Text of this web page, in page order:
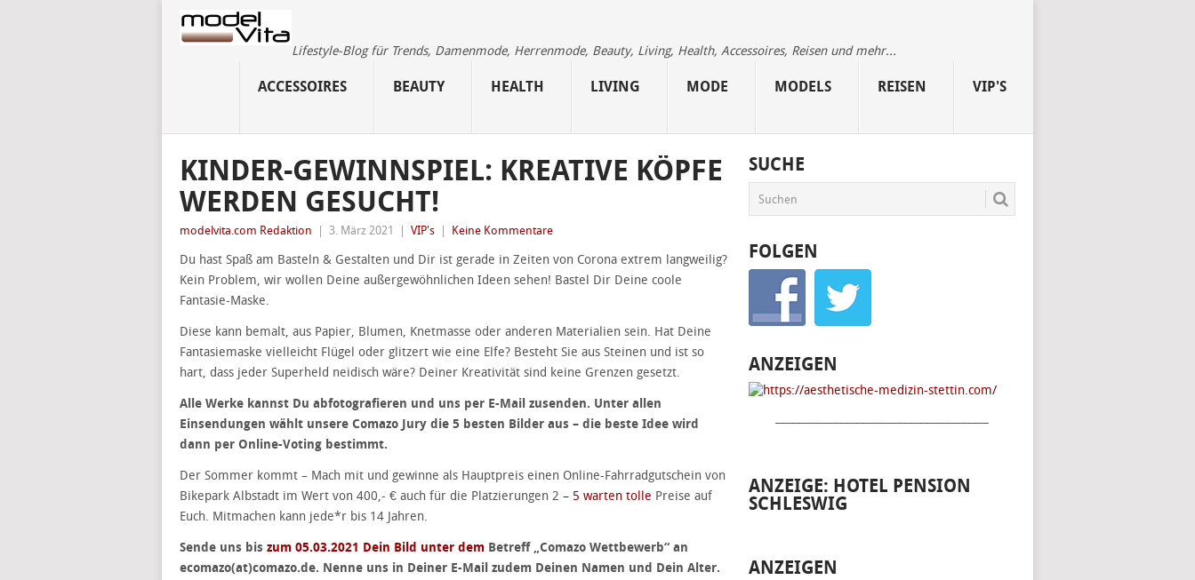
Lifestyle-Blog für Trends, Damenmode, Herrenmode, Beauty, Living, Health, Accessoires, Reisen und mehr...
ACCESSOIRES BEAUTY HEALTH LIVING MODE MODELS REISEN VIP'S
KINDER-GEWINNSPIEL: KREATIVE KÖPFE
WERDEN GESUCHT!
modelvita.com Redaktion 3. März 2021 VIP's Keine Kommentare
Du hast Spaß am Basteln & Gestalten und Dir ist gerade in Zeiten von Corona extrem langweilig?
Kein Problem, wir wollen Deine außergewöhnlichen Ideen sehen! Bastel Dir Deine coole
Fantasie-Maske.
Diese kann bemalt, aus Papier, Blumen, Knetmasse oder anderen Materialien sein. Hat Deine
Fantasiemaske vielleicht Flügel oder glitzert wie eine Elfe? Besteht Sie aus Steinen und ist so
hart, dass jeder Superheld neidisch wäre? Deiner Kreativität sind keine Grenzen gesetzt.
Alle Werke kannst Du abfotografieren und uns per E-Mail zusenden. Unter allen
Einsendungen wählt unsere Comazo Jury die 5 besten Bilder aus – die beste Idee wird
dann per Online-Voting bestimmt.
Der Sommer kommt – Mach mit und gewinne als Hauptpreis einen Online-Fahrradgutschein von
Bikepark Albstadt im Wert von 400,- € auch für die Platzierungen 2 – 5 warten tolle Preise auf
Euch. Mitmachen kann jede*r bis 14 Jahren.
Sende uns bis zum 05.03.2021 Dein Bild unter dem Betreff „Comazo Wettbewerb“ an
ecomazo(at)comazo.de. Nenne uns in Deiner E-Mail zudem Deinen Namen und Dein Alter.
SUCHE
FOLGEN
ANZEIGEN
ANZEIGE: HOTEL PENSION
SCHLESWIG
ANZEIGEN